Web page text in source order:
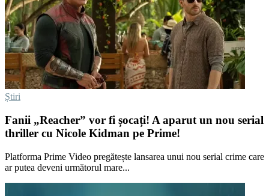
Știri
Fanii „Reacher” vor fi șocați! A aparut un nou serial
thriller cu Nicole Kidman pe Prime!
Platforma Prime Video pregătește lansarea unui nou serial crime care
ar putea deveni următorul mare...